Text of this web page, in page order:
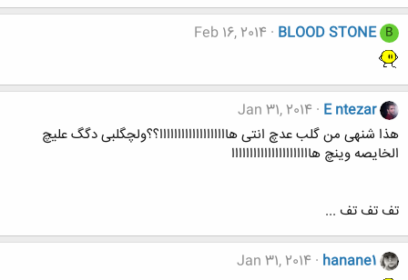
B
BLOOD STONE
Feb 16, 2014
E ntezar
Jan 31, 2014
هذا شنهی من گلب عدچ انتی هااااااااااااااااااا؟؟ولچگلبی دگگ علیچ
الخایصه وینچ هاااااااااااااااااااااا
تف تف تف ...
hanane1
Jan 31, 2014